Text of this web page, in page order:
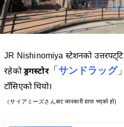
JR Nishinomiya स्टेशनको उत्तरपट्टि
रहेकोड्रगस्टोर「 サンドラッグ」
टाँसिएको थियो।
（サイアミーズさんबाट जानकारी प्राप्त भएको हो)